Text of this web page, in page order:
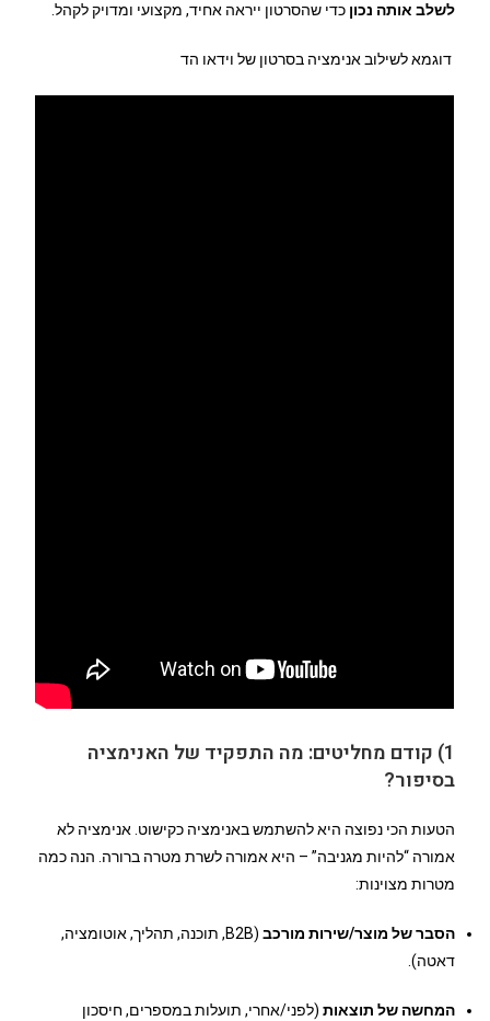
לשלב אותה נכון כדי שהסרטון ייראה אחיד, מקצועי ומדויק לקהל.
דוגמא לשילוב אנימציה בסרטון של וידאו הד
1) קודם מחליטים: מה התפקיד של האנימציה
בסיפור?
הטעות הכי נפוצה היא להשתמש באנימציה כקישוט. אנימציה לא
אמורה “להיות מגניבה” – היא אמורה לשרת מטרה ברורה. הנה כמה
מטרות מצוינות:
הסבר של מוצר/שירות מורכב
(B2B, תוכנה, תהליך, אוטומציה,
דאטה).
המחשה של תוצאות (לפני/אחרי, תועלות במספרים, חיסכון